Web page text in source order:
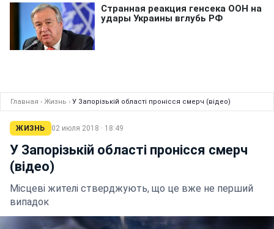
Главная › Жизнь › У Запорізькій області пронісся смерч (відео)
ЖИЗНЬ 02 июля 2018 · 18:49
У Запорізькій області пронісся смерч
(відео)
Місцеві жителі стверджують, що це вже не перший
випадок